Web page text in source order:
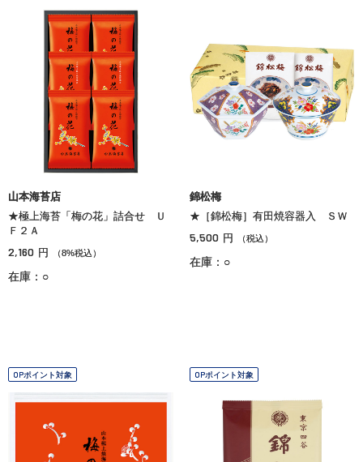
山本海苔店
★極上海苔「梅の花」詰合せ Ｕ
Ｆ２Ａ
2,160 円 （8%税込）
在庫：○
錦松梅
★［錦松梅］有田焼容器入 ＳＷ
5,500 円 （税込）
在庫：○
OPポイント対象 OPポイント対象